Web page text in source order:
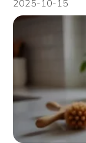
2025-10-15